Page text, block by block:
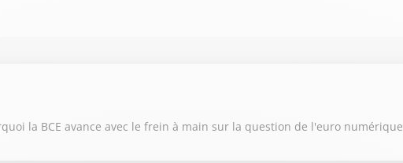
la BCE avance avec le frein à main sur la question de l'euro numérique